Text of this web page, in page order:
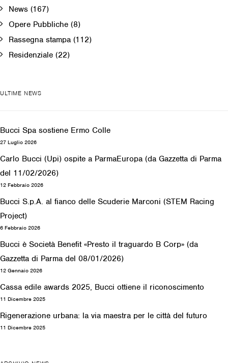
News (167)
Opere Pubbliche (8)
Rassegna stampa (112)
Residenziale (22)
ULTIME NEWS
Bucci Spa sostiene Ermo Colle
27 Luglio 2026
Carlo Bucci (Upi) ospite a ParmaEuropa (da Gazzetta di Parma
del 11/02/2026)
12 Febbraio 2026
Bucci S.p.A. al fianco delle Scuderie Marconi (STEM Racing
Project)
6 Febbraio 2026
Bucci è Società Benefit «Presto il traguardo B Corp» (da
Gazzetta di Parma del 08/01/2026)
12 Gennaio 2026
Cassa edile awards 2025, Bucci ottiene il riconoscimento
11 Dicembre 2025
Rigenerazione urbana: la via maestra per le città del futuro
11 Dicembre 2025